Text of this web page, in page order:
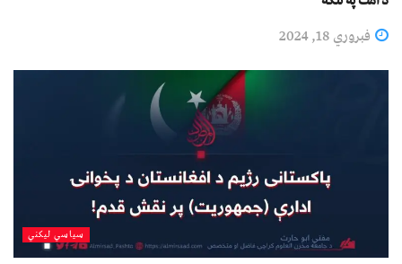
فبروري 18, 2024
سیاسي لیکني